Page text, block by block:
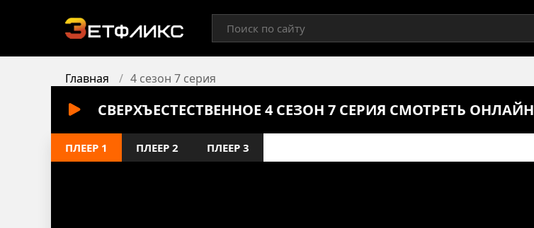
Главная 4 сезон 7 серия
СВЕРХЪЕСТЕСТВЕННОЕ 4 СЕЗОН 7 СЕРИЯ СМОТРЕТЬ ОНЛАЙН
ПЛЕЕР 1 ПЛЕЕР 2 ПЛЕЕР 3